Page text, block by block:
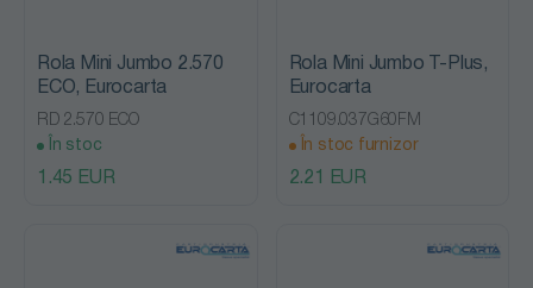
Rola Mini Jumbo 2.570
ECO, Eurocarta
RD 2.570 ECO
În stoc
1.45 EUR
Rola Mini Jumbo T-Plus,
Eurocarta
C1109.037G60FM
În stoc furnizor
2.21 EUR